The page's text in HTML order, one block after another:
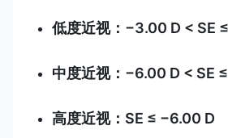
低度近视：−3.00 D < SE
中度近视：−6.00 D < SE
高度近视：SE ≤ −6.00 D